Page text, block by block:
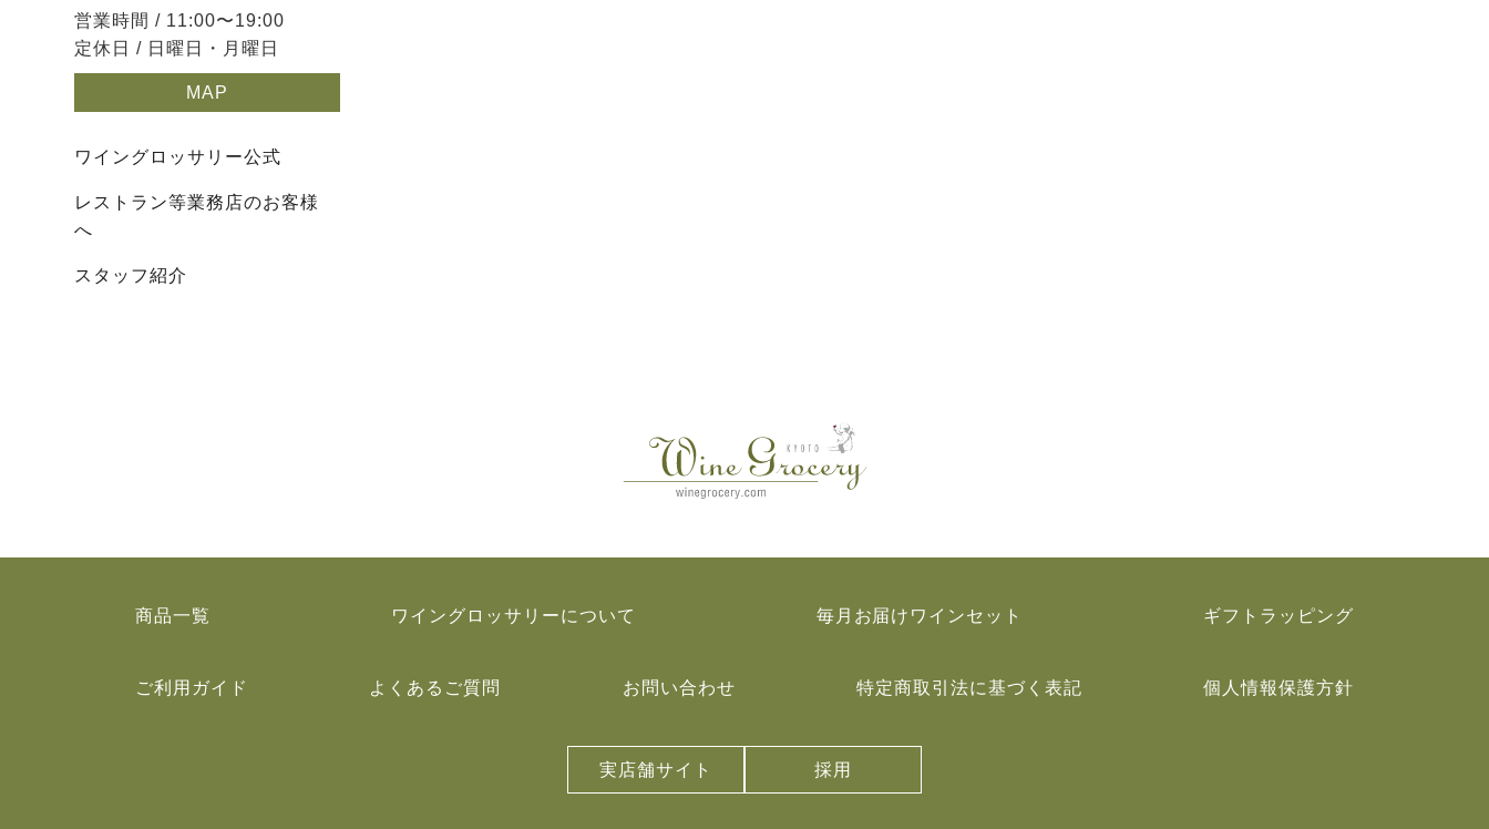
営業時間 / 11:00〜19:00
定休日 / 日曜日・月曜日
MAP
ワイングロッサリー公式
レストラン等業務店のお客様
へ
スタッフ紹介
商品一覧 ワイングロッサリーについて 毎月お届けワインセット ギフトラッピング
ご利用ガイド よくあるご質問 お問い合わせ 特定商取引法に基づく表記 個人情報保護方針
実店舗サイト 採用